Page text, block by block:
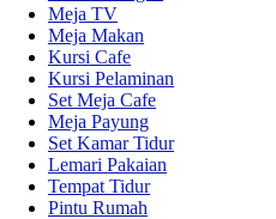
Meja TV
Meja Makan
Kursi Cafe
Kursi Pelaminan
Set Meja Cafe
Meja Payung
Set Kamar Tidur
Lemari Pakaian
Tempat Tidur
Pintu Rumah